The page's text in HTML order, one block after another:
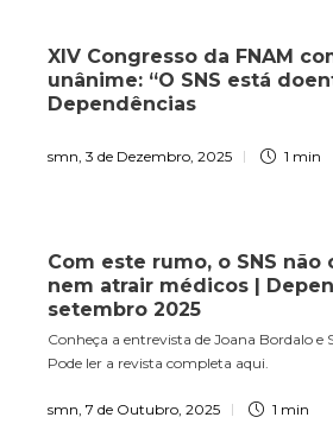
XIV Congresso da FNAM
unânime: “O SNS está
Dependências
smn, 3 de Dezembro, 2025 1 min
Com este rumo, o SNS não
nem atrair médicos |
setembro 2025
Conheça a entrevista de Joana Bordalo e
Pode ler a revista completa aqui.
smn, 7 de Outubro, 2025 1 min